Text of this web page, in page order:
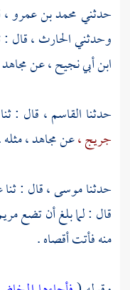
حدثنيمحمد بن عمرو ،
وحدثنيالحارث ،قال :
ابن أبي نجيح ،عن
حدثنا القاسم ، قال : ثنا
جريج ،عنمجاهد ،
حدثناموسى ،قال : ثنا
قال : لما بلغ أن تضع
منه فأتت أقصاه .